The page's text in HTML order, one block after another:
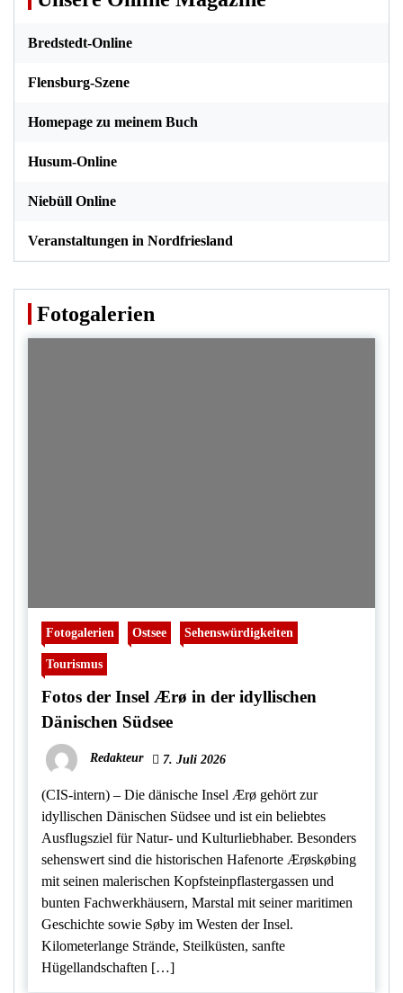
Bredstedt-Online
Flensburg-Szene
Homepage zu meinem Buch
Husum-Online
Niebüll Online
Veranstaltungen in Nordfriesland
Fotogalerien
Fotogalerien Ostsee Sehenswürdigkeiten
Tourismus
Fotos der Insel Ærø in der idyllischen
Dänischen Südsee
Redakteur 7. Juli 2026
(CIS-intern) – Die dänische Insel Ærø gehört zur
idyllischen Dänischen Südsee und ist ein beliebtes
Ausflugsziel für Natur- und Kulturliebhaber. Besonders
sehenswert sind die historischen Hafenorte Ærøskøbing
mit seinen malerischen Kopfsteinpflastergassen und
bunten Fachwerkhäusern, Marstal mit seiner maritimen
Geschichte sowie Søby im Westen der Insel.
Kilometerlange Strände, Steilküsten, sanfte
Hügellandschaften […]